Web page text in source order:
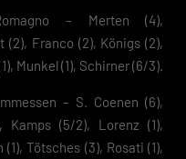
– Merten (4),
(2), Franco (2), Königs (2),
Munkel (1), Schirner (6/3).
– S. Coenen (6),
Kamps (5/2), Lorenz (1),
Tötsches (3), Rosati (1),